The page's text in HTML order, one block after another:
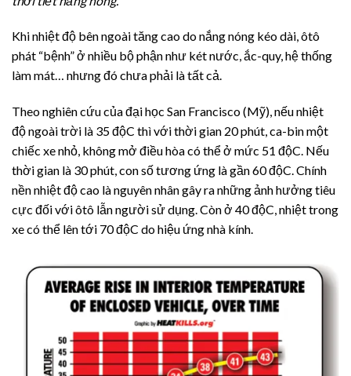
Khi nhiệt độ bên ngoài tăng cao do nắng nóng kéo dài, ôtô
phát “bệnh” ở nhiều bộ phận như két nước, ắc-quy, hệ thống
làm mát… nhưng đó chưa phải là tất cả.
Theo nghiên cứu của đại học San Francisco (Mỹ), nếu nhiệt
độ ngoài trời là 35 độC thì với thời gian 20 phút, ca-bin một
chiếc xe nhỏ, không mở điều hòa có thể ở mức 51 độC. Nếu
thời gian là 30 phút, con số tương ứng là gần 60 độC. Chính
nền nhiệt độ cao là nguyên nhân gây ra những ảnh hưởng tiêu
cực đối với ôtô lẫn người sử dụng. Còn ở 40 độC, nhiệt trong
xe có thể lên tới 70 độC do hiệu ứng nhà kính.